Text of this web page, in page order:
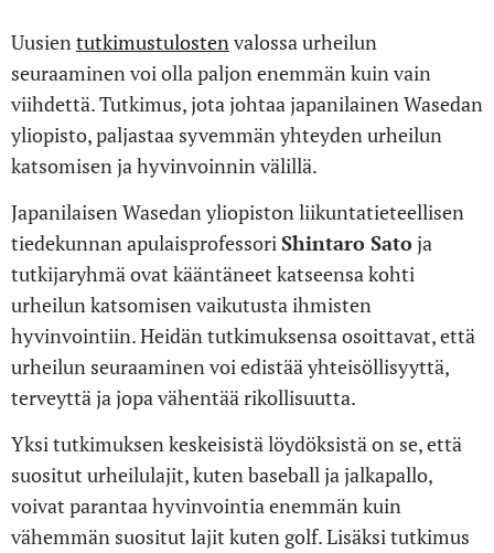
Uusientutkimustulostenvalossa urheilun
seuraaminen voi olla paljon enemmän kuin vain
viihdettä. Tutkimus, jota johtaa japanilainen Wasedan
yliopisto, paljastaa syvemmän yhteyden urheilun
katsomisen ja hyvinvoinnin välillä.
Japanilaisen Wasedan yliopiston liikuntatieteellisen
tiedekunnan apulaisprofessoriShintaro Satoja
tutkijaryhmä ovat kääntäneet katseensa kohti
urheilun katsomisen vaikutusta ihmisten
hyvinvointiin. Heidän tutkimuksensa osoittavat, että
urheilun seuraaminen voi edistää yhteisöllisyyttä,
terveyttä ja jopa vähentää rikollisuutta.
Yksi tutkimuksen keskeisistä löydöksistä on se, että
suositut urheilulajit, kuten baseball ja jalkapallo,
voivat parantaa hyvinvointia enemmän kuin
vähemmän suositut lajit kuten golf. Lisäksi tutkimus